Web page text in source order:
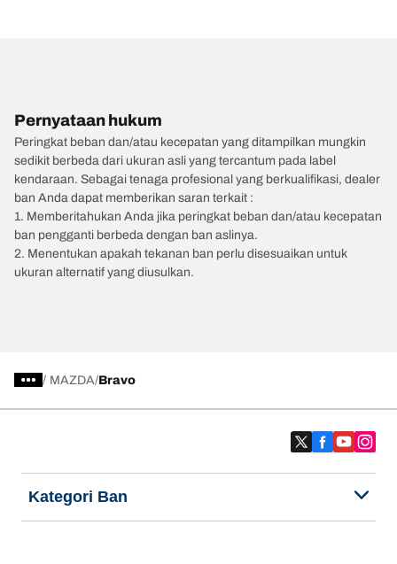
Pernyataan hukum
Peringkat beban dan/atau kecepatan yang ditampilkan mungkin
sedikit berbeda dari ukuran asli yang tercantum pada label
kendaraan. Sebagai tenaga profesional yang berkualifikasi, dealer
ban Anda dapat memberikan saran terkait :
1. Memberitahukan Anda jika peringkat beban dan/atau kecepatan
ban pengganti berbeda dengan ban aslinya.
2. Menentukan apakah tekanan ban perlu disesuaikan untuk
ukuran alternatif yang diusulkan.
/ MAZDA Bravo
Kategori Ban